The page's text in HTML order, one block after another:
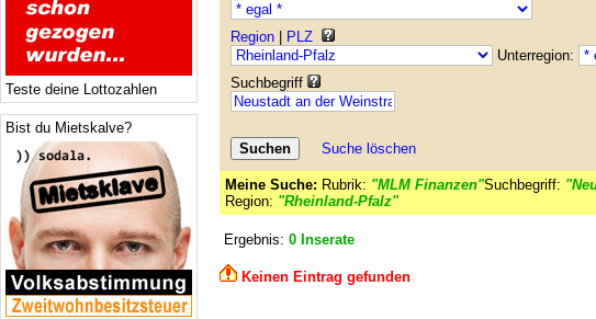
Teste deine Lottozahlen
Bist du Mietskalve?
Region
PLZ
Unterregion:
Suchbegriff
Suche löschen
Meine Suche: Rubrik: "MLM Finanzen"Suchbegriff:
Region: "Rheinland-Pfalz"
Ergebnis: 0 Inserate
Keinen Eintrag gefunden